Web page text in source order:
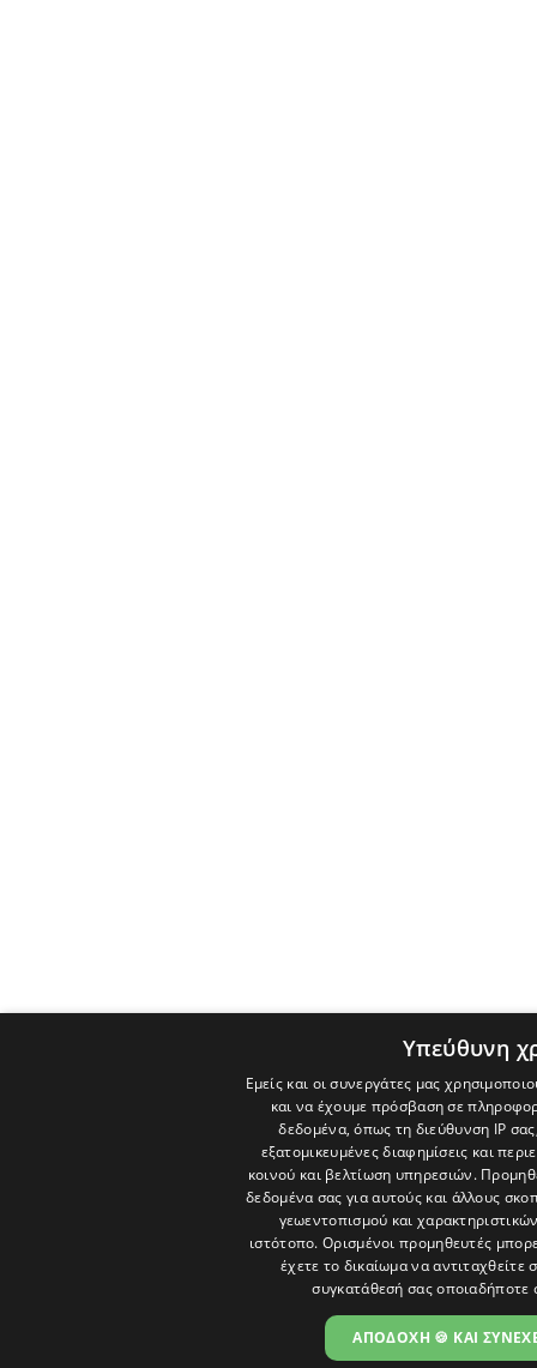
Υπεύθυνη
Εμείς και οι συνεργάτες μας
και να έχουμε πρόσβαση σε
δεδομένα, όπως τη διεύθυνση IP
εξατομικευμένες διαφημίσεις και
κοινού και βελτίωση υπηρεσιών.
δεδομένα σας για αυτούς και άλλους
γεωεντοπισμού και
ιστότοπο. Ορισμένοι προμηθευτές
έχετε το δικαίωμα να αντιταχθείτε
συγκατάθεσή σας οποιαδήποτε
ΑΠΟΔΟΧΗ 🍪 ΚΑΙ